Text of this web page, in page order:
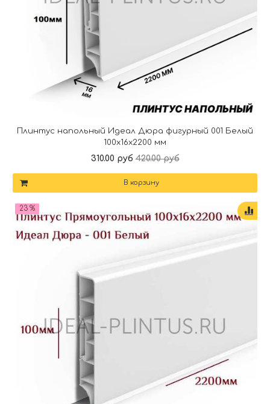
Плинтус напольный Идеал Дюра фигурный 001 Белый
100x16x2200 мм
310.00 руб 420.00 руб
В корзину
23 %